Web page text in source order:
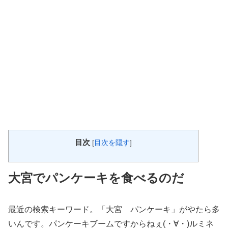
目次 [ 目次を隠す]
大宮でパンケーキを食べるのだ
最近の検索キーワード。「大宮 パンケーキ」がやたら多
いんです。パンケーキブームですからねぇ(・∀・)ルミネ